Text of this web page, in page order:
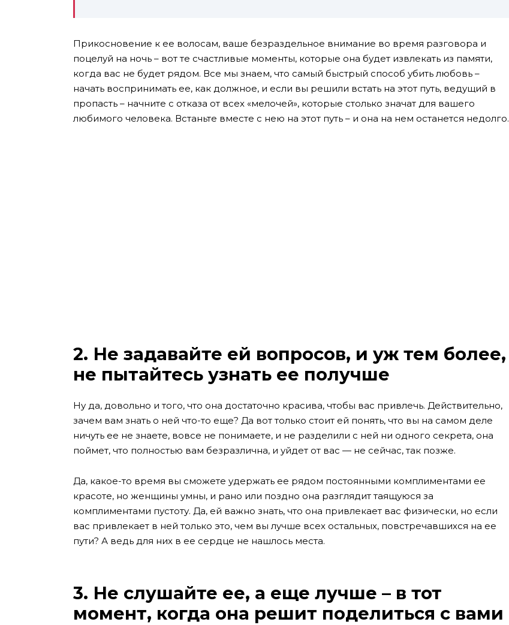
Прикосновение к ее волосам, ваше безраздельное внимание во время разговора и
поцелуй на ночь – вот те счастливые моменты, которые она будет извлекать из памяти,
когда вас не будет рядом. Все мы знаем, что самый быстрый способ убить любовь –
начать воспринимать ее, как должное, и если вы решили встать на этот путь, ведущий в
пропасть – начните с отказа от всех «мелочей», которые столько значат для вашего
любимого человека. Встаньте вместе с нею на этот путь – и она на нем останется недолго.
2. Не задавайте ей вопросов, и уж тем более,
не пытайтесь узнать ее получше
Ну да, довольно и того, что она достаточно красива, чтобы вас привлечь. Действительно,
зачем вам знать о ней что-то еще? Да вот только стоит ей понять, что вы на самом деле
ничуть ее не знаете, вовсе не понимаете, и не разделили с ней ни одного секрета, она
поймет, что полностью вам безразлична, и уйдет от вас — не сейчас, так позже.
Да, какое-то время вы сможете удержать ее рядом постоянными комплиментами ее
красоте, но женщины умны, и рано или поздно она разглядит таящуюся за
комплиментами пустоту. Да, ей важно знать, что она привлекает вас физически, но если
вас привлекает в ней только это, чем вы лучше всех остальных, повстречавшихся на ее
пути? А ведь для них в ее сердце не нашлось места.
3. Не слушайте ее, а еще лучше – в тот
момент, когда она решит поделиться с вами